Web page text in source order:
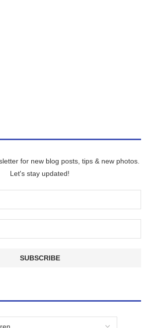
for new blog posts, tips & new photos.
Let's stay updated!